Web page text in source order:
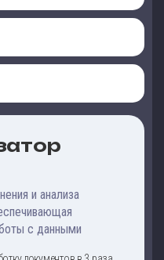
и анализа
с данными